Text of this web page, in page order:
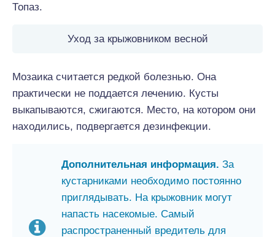
Топаз.
Уход за крыжовником весной
Мозаика считается редкой болезнью. Она
практически не поддается лечению. Кусты
выкапываются, сжигаются. Место, на котором они
находились, подвергается дезинфекции.
Дополнительная информация. За
кустарниками необходимо постоянно
приглядывать. На крыжовник могут
напасть насекомые. Самый
распространенный вредитель для